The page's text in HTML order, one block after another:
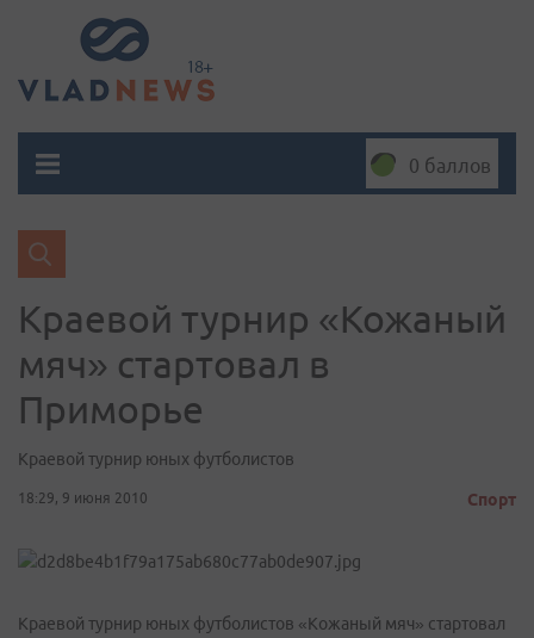
0 баллов
Краевой турнир «Кожаный
мяч» стартовал в
Приморье
Краевой турнир юных футболистов
18:29, 9 июня 2010 Спорт
Краевой турнир юных футболистов «Кожаный мяч» стартовал